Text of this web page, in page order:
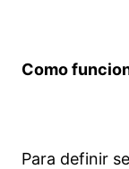
Como
Para definir